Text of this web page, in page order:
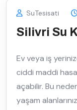
SuTesisati
Silivri Su
Ev veya iş
ciddi maddi
açabilir. Bu
yaşam